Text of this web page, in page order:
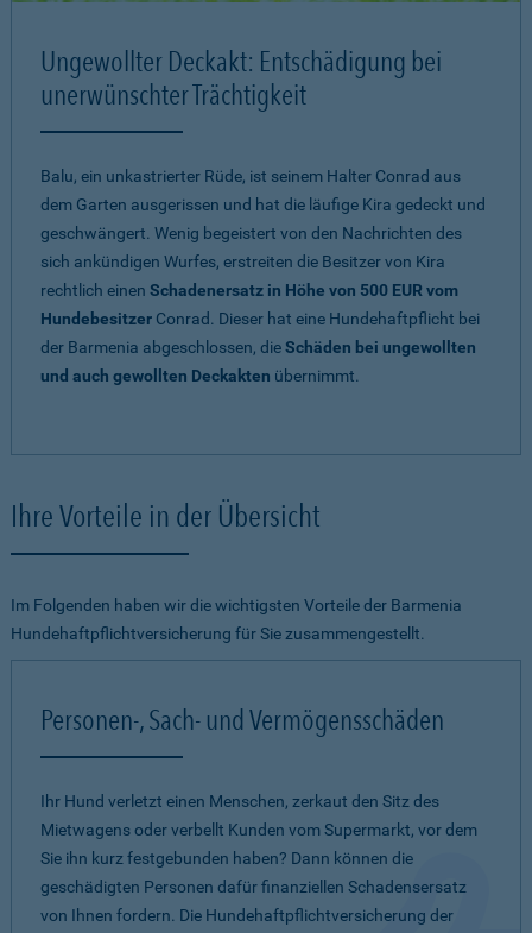
Ungewollter Deckakt: Entschädigung bei
unerwünschter Trächtigkeit
Balu, ein unkastrierter Rüde, ist seinem Halter Conrad aus
dem Garten ausgerissen und hat die läufige Kira gedeckt und
geschwängert. Wenig begeistert von den Nachrichten des
sich ankündigen Wurfes, erstreiten die Besitzer von Kira
rechtlich einen Schadenersatz in Höhe von 500 EUR vom
Hundebesitzer Conrad. Dieser hat eine Hundehaftpflicht bei
der Barmenia abgeschlossen, dieSchäden bei ungewollten
und auch gewollten Deckakten übernimmt.
Ihre Vorteile in der Übersicht
Im Folgenden haben wir die wichtigsten Vorteile der Barmenia
Hundehaftpflichtversicherung für Sie zusammengestellt.
Personen-, Sach- und Vermögensschäden
Ihr Hund verletzt einen Menschen, zerkaut den Sitz des
Mietwagens oder verbellt Kunden vom Supermarkt, vor dem
Sie ihn kurz festgebunden haben? Dann können die
geschädigten Personen dafür finanziellen Schadensersatz
von Ihnen fordern. Die Hundehaftpflichtversicherung der